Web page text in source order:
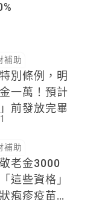
補助
別條例，明
一萬！預計
前發放完畢
補助
老金3000
這些資格」
疱疹疫苗，